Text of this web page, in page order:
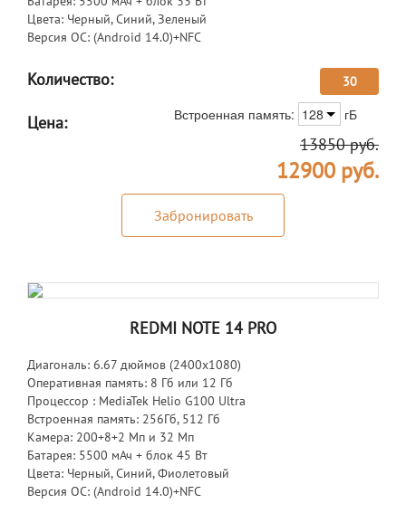
Цвета: Черный, Синий, Зеленый
Версия ОС: (Android 14.0)+NFC
Количество: 30
Встроенная память: 128 гБ
Цена:
13850руб.
12900руб.
Забронировать
REDMI NOTE 14 PRO
Диагональ: 6.67 дюймов (2400х1080)
Оперативная память: 8 Гб или 12 Гб
Процессор : MediaTek Helio G100 Ultra
Встроенная память: 256Гб, 512 Гб
Камера: 200+8+2 Мп и 32 Мп
Батарея: 5500 мАч + блок 45 Вт
Цвета: Черный, Синий, Фиолетовый
Версия ОС: (Android 14.0)+NFC